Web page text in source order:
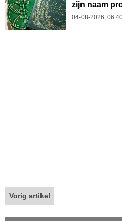
zijn naam
04-08-2026,
Vorig artikel